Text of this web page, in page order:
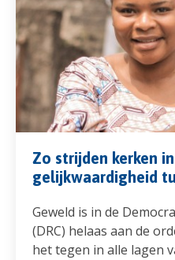
Zo strijden kerken
gelijkwaardigheid
Geweld is in de
(DRC) helaas aan de
het tegen in alle lagen